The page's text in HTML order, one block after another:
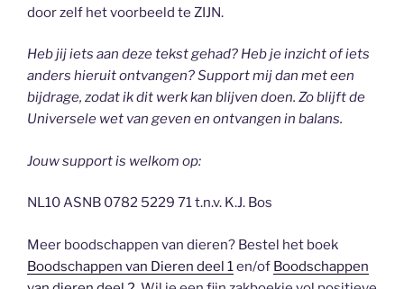
door zelf het voorbeeld te ZIJN.
Heb jij iets aan deze tekst gehad? Heb je inzicht of iets
anders hieruit ontvangen? Support mij dan met een
bijdrage, zodat ik dit werk kan blijven doen. Zo blijft de
Universele wet van geven en ontvangen in balans.
Jouw support is welkom op:
NL10 ASNB 0782 5229 71 t.n.v. K.J. Bos
Meer boodschappen van dieren? Bestel het boek
Boodschappen van Dieren deel 1en/of Boodschappen